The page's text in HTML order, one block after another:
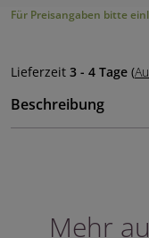
Für Preisangaben bitte
Lieferzeit 3 - 4 Tage (
Beschreibung
Mehr